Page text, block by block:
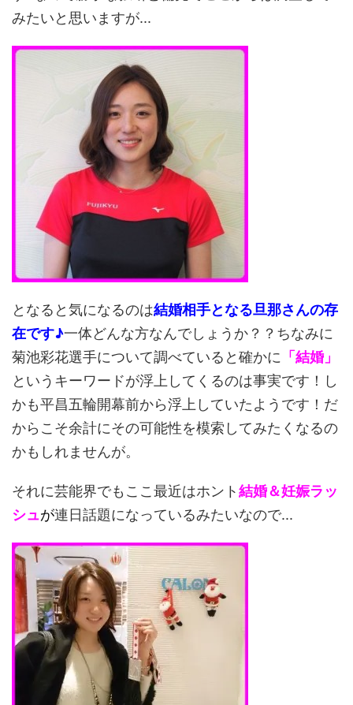
みたいと思いますが...
となると気になるのは結婚相手となる旦那さんの存
在です♪一体どんな方なんでしょうか？？ちなみに
菊池彩花選手について調べていると確かに 「結婚」
というキーワードが浮上してくるのは事実です！し
かも平昌五輪開幕前から浮上していたようです！だ
からこそ余計にその可能性を模索してみたくなるの
かもしれませんが。
それに芸能界でもここ最近はホント結婚＆妊娠ラッ
シュが連日話題になっているみたいなので...